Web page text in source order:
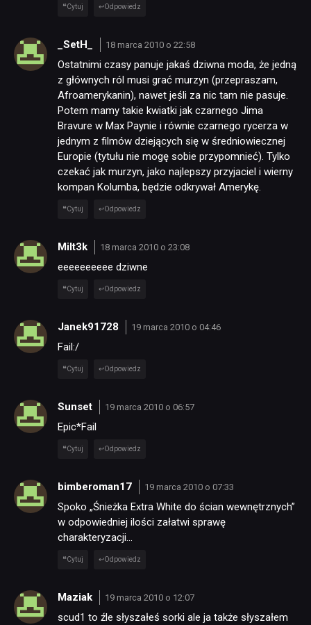
Cytuj Odpowiedz
_SetH_ 18 marca 2010 o 22:58
Ostatnimi czasy panuje jakaś dziwna moda, że jedną
z głównych ról musi grać murzyn (przepraszam,
Afroamerykanin), nawet jeśli za nic tam nie pasuje.
Potem mamy takie kwiatki jak czarnego Jima
Bravure w Max Paynie i równie czarnego rycerza w
jednym z filmów dziejących się w średniowiecznej
Europie (tytułu nie mogę sobie przypomnieć). Tylko
czekać jak murzyn, jako najlepszy przyjaciel i wierny
kompan Kolumba, będzie odkrywał Amerykę.
Cytuj Odpowiedz
Milt3k 18 marca 2010 o 23:08
eeeeeeeeee dziwne
Cytuj Odpowiedz
Janek91728 19 marca 2010 o 04:46
Fail:/
Cytuj Odpowiedz
Sunset 19 marca 2010 o 06:57
Epic*Fail
Cytuj Odpowiedz
bimberoman17 19 marca 2010 o 07:33
Spoko „Śnieżka Extra White do ścian wewnętrznych”
w odpowiedniej ilości załatwi sprawę
charakteryzacji…
Cytuj Odpowiedz
Maziak 19 marca 2010 o 12:07
scud1 to źle słyszałeś sorki ale ja także słyszałem